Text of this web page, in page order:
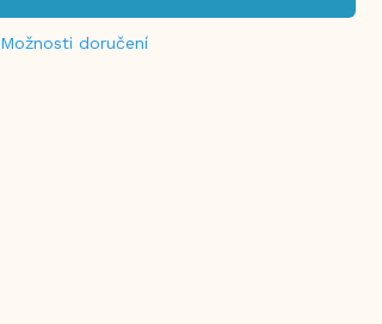
Možnosti doručení